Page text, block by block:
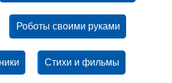
Роботы своими руками
Стихи и фильмы